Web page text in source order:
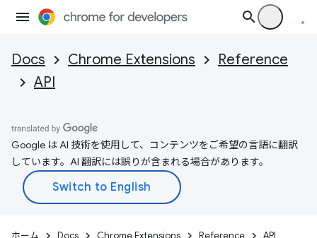
Docs Chrome Extensions
Reference
API
Google は AI 技術を使用して、コンテンツをご希望の言語に翻訳
しています。AI 翻訳には誤りが含まれる場合があります。
ホーム Docs Chrome Extensions Reference API